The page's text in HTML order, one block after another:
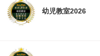
幼児教室2026